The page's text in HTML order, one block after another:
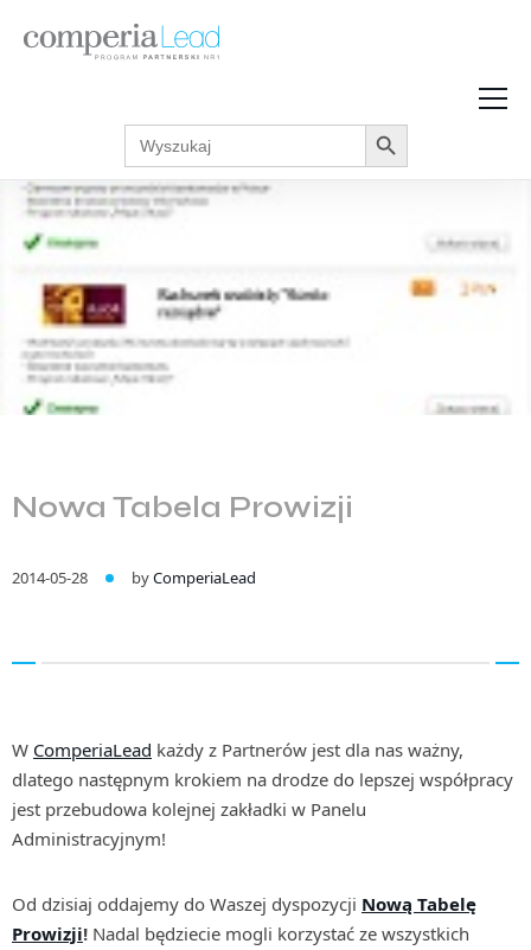
Strefa Wiedzy
Zarabiaj w internecie
Regulaminy
Search
for:
Search Button
Nowa Tabela Prowizji
2014-05-28 byComperiaLead
W ComperiaLead każdy z Partnerów jest dla nas ważny,
dlatego następnym krokiem na drodze do lepszej współpracy
jest przebudowa kolejnej zakładki w Panelu
Administracyjnym!
Od dzisiaj oddajemy do Waszej dyspozycji Nową Tabelę
Prowizji! Nadal będziecie mogli korzystać ze wszystkich